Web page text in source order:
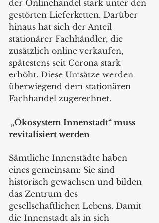
der Onlinehandel stark unter den
gestörten Lieferketten. Darüber
hinaus hat sich der Anteil
stationärer Fachhändler, die
zusätzlich online verkaufen,
spätestens seit Corona stark
erhöht. Diese Umsätze werden
überwiegend dem stationären
Fachhandel zugerechnet.
revitalisiert werden
Sämtliche Innenstädte haben
eines gemeinsam: Sie sind
historisch gewachsen und bilden
das Zentrum des
gesellschaftlichen Lebens. Damit
die Innenstadt als in sich